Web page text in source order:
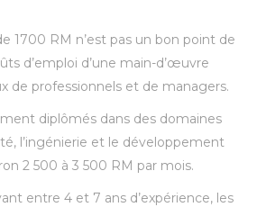
1700 RM n’est pas un bon point de
d’emploi d’une main-d’œuvre
de professionnels et de managers.
diplômés dans des domaines
l’ingénierie et le développement
2 500 à 3 500 RM par mois.
entre 4 et 7 ans d’expérience, les